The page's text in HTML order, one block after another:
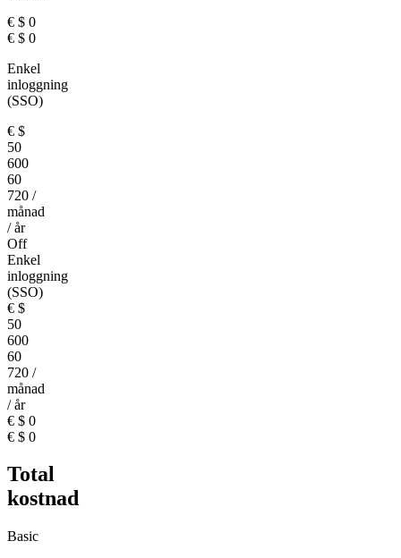
€ $ 0
€ $ 0
Enkel
inloggning
(SSO)
€ $
50
600
60
720 /
månad
/ år
Off
Enkel
inloggning
(SSO)
€ $
50
600
60
720 /
månad
/ år
€ $ 0
€ $ 0
Total
kostnad
Basic